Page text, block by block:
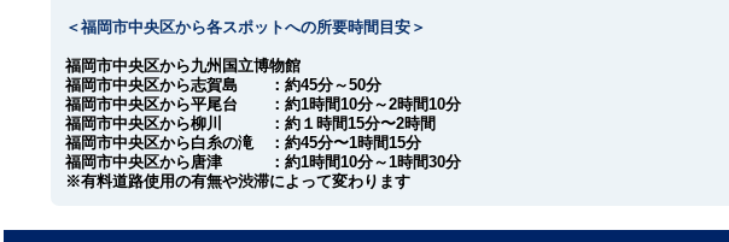
＜福岡市中央区から各スポットへの所要時間目安＞
福岡市中央区から九州国立博物館
福岡市中央区から志賀島 ：約45分～50分
福岡市中央区から平尾台 ：約1時間10分～2時間10分
福岡市中央区から柳川 ：約１時間15分〜2時間
福岡市中央区から白糸の滝 ：約45分〜1時間15分
福岡市中央区から唐津 ：約1時間10分～1時間30分
※有料道路使用の有無や渋滞によって変わります